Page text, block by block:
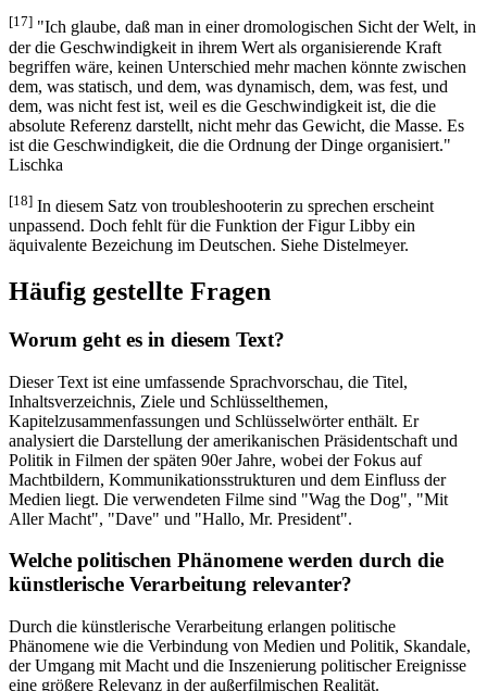
[17] "Ich glaube, daß man in einer dromologischen Sicht der Welt, in
der die Geschwindigkeit in ihrem Wert als organisierende Kraft
begriffen wäre, keinen Unterschied mehr machen könnte zwischen
dem, was statisch, und dem, was dynamisch, dem, was fest, und
dem, was nicht fest ist, weil es die Geschwindigkeit ist, die die
absolute Referenz darstellt, nicht mehr das Gewicht, die Masse. Es
ist die Geschwindigkeit, die die Ordnung der Dinge organisiert."
Lischka
[18] In diesem Satz von troubleshooterin zu sprechen erscheint
unpassend. Doch fehlt für die Funktion der Figur Libby ein
äquivalente Bezeichung im Deutschen. Siehe Distelmeyer.
Häufig gestellte Fragen
Worum geht es in diesem Text?
Dieser Text ist eine umfassende Sprachvorschau, die Titel,
Inhaltsverzeichnis, Ziele und Schlüsselthemen,
Kapitelzusammenfassungen und Schlüsselwörter enthält. Er
analysiert die Darstellung der amerikanischen Präsidentschaft und
Politik in Filmen der späten 90er Jahre, wobei der Fokus auf
Machtbildern, Kommunikationsstrukturen und dem Einfluss der
Medien liegt. Die verwendeten Filme sind "Wag the Dog", "Mit
Aller Macht", "Dave" und "Hallo, Mr. President".
Welche politischen Phänomene werden durch die
künstlerische Verarbeitung relevanter?
Durch die künstlerische Verarbeitung erlangen politische
Phänomene wie die Verbindung von Medien und Politik, Skandale,
der Umgang mit Macht und die Inszenierung politischer Ereignisse
eine größere Relevanz in der außerfilmischen Realität.